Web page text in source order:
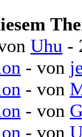
Uhu -
- von
- von
- von
- von